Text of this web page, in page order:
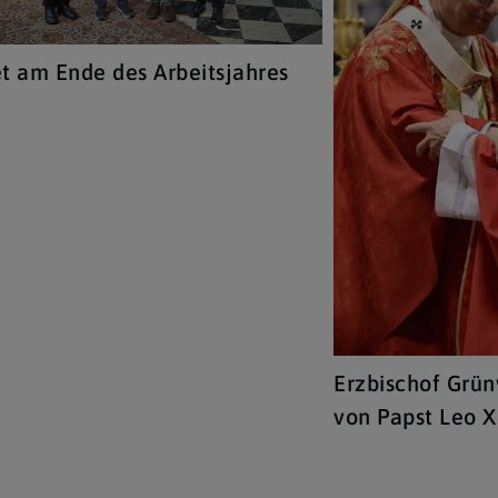
am Ende des Arbeitsjahres
Erzbischof
von Papst Leo